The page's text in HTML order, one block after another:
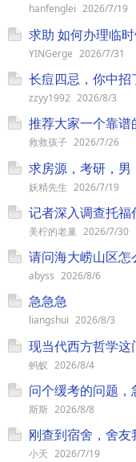
hanfenglei 2026/7/19
求助 如何办理临
YINGerge 2026/7/31
长痘四忌，你中
zzyy1992 2026/8/3
推荐大家一个靠谱
救救孩子 2026/7/26
求房源，考研，
妖精先生 2026/7/19
记者深入调查托福
美柠的老巢 2026/7/30
请问海大崂山区怎
abyss 2026/8/6
急急急
liangshui 2026/8/3
现当代西方哲学这
蚂蚁 2026/8/4
斯斯 2026/8/8
刚查到宿舍，舍
小天 2026/7/19